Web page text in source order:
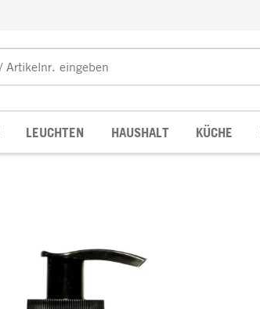
LEUCHTEN HAUSHALT KÜCHE